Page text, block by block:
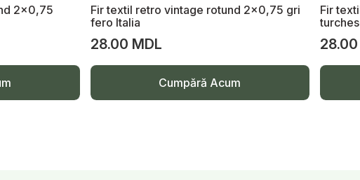
2x0,75
Fir textil retro vintage rotund 2x0,75 gri
fero Italia
28.00 MDL
Cumpără Acum
Fir